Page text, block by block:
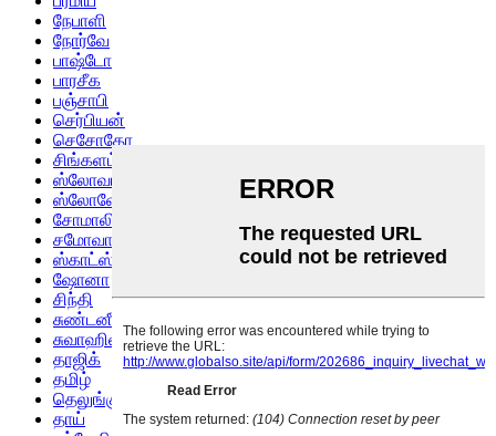
நேபாளி
நோர்வே
பாஷ்டோ
பாரசீக
பஞ்சாபி
செர்பியன்
செசோதோ
சிங்களம்
ஸ்லோவாக்
ஸ்லோவேனியன்
சோமாலி
சமோவான்
ஸ்காட்ஸ் கேலிக்
ஷோனா
சிந்தி
சுண்டனீஸ்
சுவாஹிலி
தாஜிக்
தமிழ்
தெலுங்கு
தாய்